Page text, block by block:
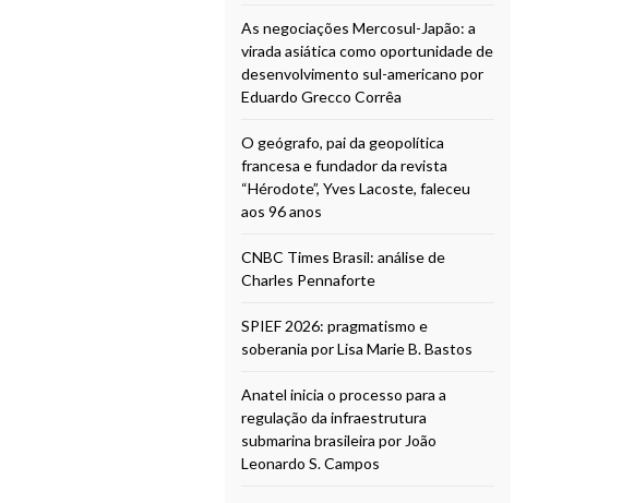
As negociações Mercosul-Japão: a
virada asiática como oportunidade de
desenvolvimento sul-americano por
Eduardo Grecco Corrêa
O geógrafo, pai da geopolítica
francesa e fundador da revista
“Hérodote”, Yves Lacoste, faleceu
aos 96 anos
CNBC Times Brasil: análise de
Charles Pennaforte
SPIEF 2026: pragmatismo e
soberania por Lisa Marie B. Bastos
Anatel inicia o processo para a
regulação da infraestrutura
submarina brasileira por João
Leonardo S. Campos